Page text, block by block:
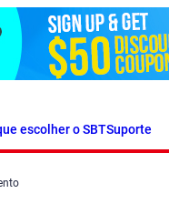
escolher o SBTSuporte